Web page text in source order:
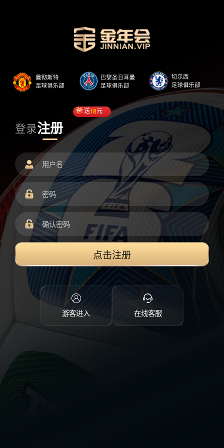
登录注册
送18元
点击注册
游客进入 在线客服